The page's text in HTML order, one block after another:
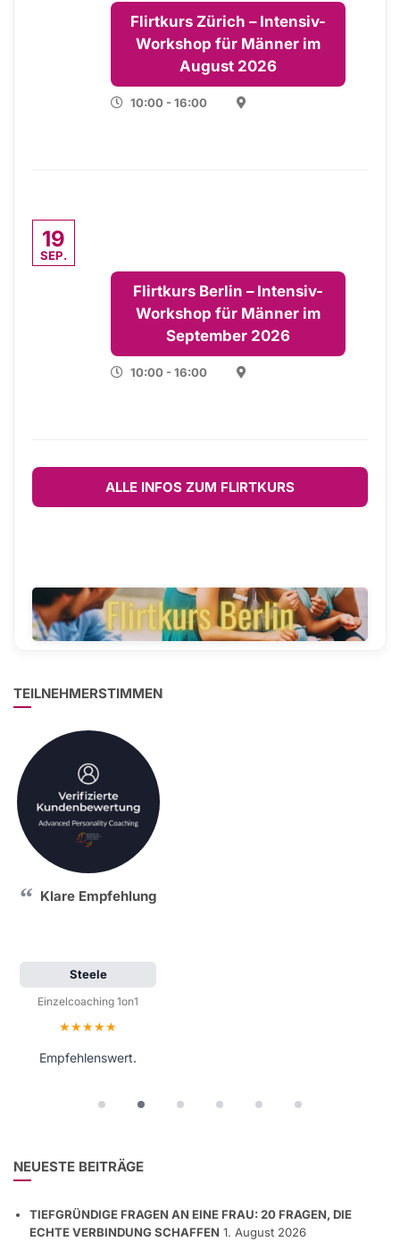
Flirtkurs Zürich – Intensiv-
Workshop für Männer im
August 2026
10:00 - 16:00
19
SEP.
Flirtkurs Berlin – Intensiv-
Workshop für Männer im
September 2026
10:00 - 16:00
ALLE INFOS ZUM FLIRTKURS
TEILNEHMERSTIMMEN
Klare Empfehlung
Steele
Einzelcoaching 1on1
Bewertung: 5 von 5 Sternen
Empfehlenswert.
NEUESTE BEITRÄGE
TIEFGRÜNDIGE FRAGEN AN EINE FRAU: 20 FRAGEN, DIE
ECHTE VERBINDUNG SCHAFFEN 1. August 2026